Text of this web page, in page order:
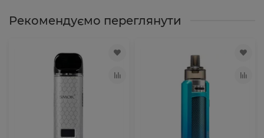
Рекомендуємо переглянути